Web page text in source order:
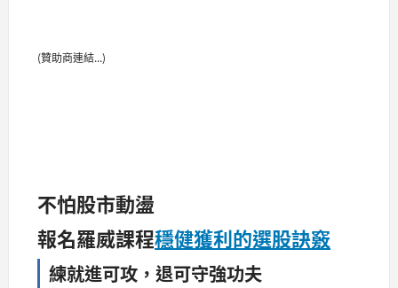
(贊助商連結...)
不怕股市動盪
報名羅威課程穩健獲利的選股訣竅
練就進可攻，退可守強功夫